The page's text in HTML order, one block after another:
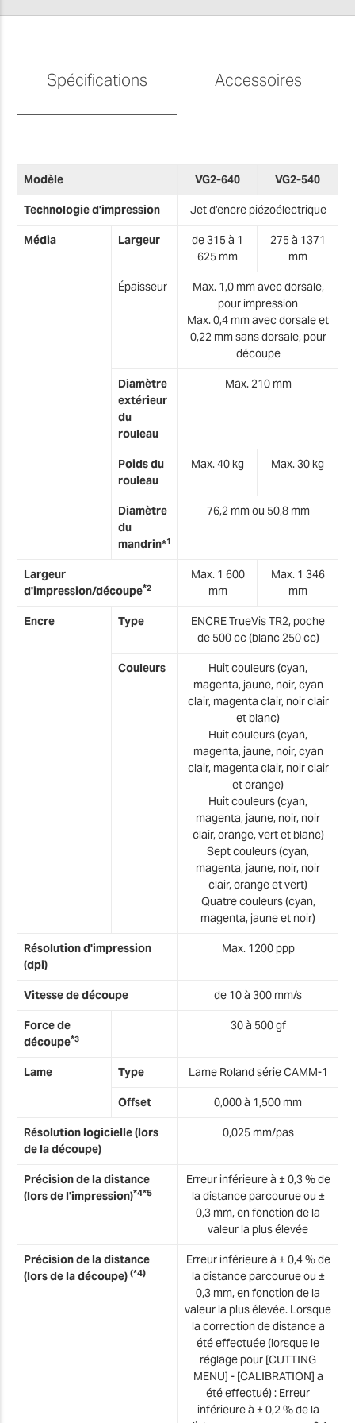
Spécifications
Modèle VG2-640 VG2-540
Technologie d'impression Jet d’encre piézoélectrique
Média Largeur
de 315 à 1
625 mm
275 à 1371
mm
Épaisseur
Max. 1,0 mm avec dorsale,
pour impression
Max. 0,4 mm avec dorsale et
0,22 mm sans dorsale, pour
découpe
Diamètre
extérieur
du
rouleau
Max. 210 mm
Poids du
rouleau
Max. 40 kg Max. 30 kg
Diamètre
du
mandrin*1
76,2 mm ou 50,8 mm
Largeur
d'impression/découpe*2
Max. 1 600
mm
Max. 1 346
mm
Encre Type
ENCRE TrueVis TR2, poche
de 500 cc (blanc 250 cc)
Couleurs
Huit couleurs (cyan,
magenta, jaune, noir, cyan
clair, magenta clair, noir clair
et blanc)
Huit couleurs (cyan,
magenta, jaune, noir, cyan
clair, magenta clair, noir clair
et orange)
Huit couleurs (cyan,
magenta, jaune, noir, noir
clair, orange, vert et blanc)
Sept couleurs (cyan,
magenta, jaune, noir, noir
clair, orange et vert)
Quatre couleurs (cyan,
magenta, jaune et noir)
Résolution d'impression
(dpi)
Max. 1200 ppp
Vitesse de découpe de 10 à 300 mm/s
Force de
découpe*3
30 à 500 gf
Lame Type Lame Roland série CAMM-1
Offset 0,000 à 1,500 mm
Résolution logicielle (lors
de la découpe)
0,025 mm/pas
Précision de la distance
(lors de l'impression)*4*5
Erreur inférieure à ± 0,3 % de
la distance parcourue ou ±
0,3 mm, en fonction de la
valeur la plus élevée
Précision de la distance
(lors de la découpe) (*4)
Erreur inférieure à ± 0,4 % de
la distance parcourue ou ±
0,3 mm, en fonction de la
valeur la plus élevée. Lorsque
la correction de distance a
été effectuée (lorsque le
réglage pour [CUTTING
MENU] - [CALIBRATION] a
été effectué) : Erreur
inférieure à ± 0,2 % de la
Accessoires